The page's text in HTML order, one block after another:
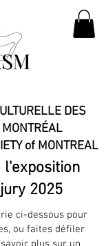
DES
of MONTREAL​
l'exposition
2025
ci-dessous pour
ou faites défiler